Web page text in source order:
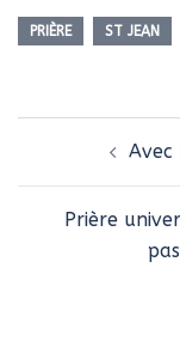
PRIÈRE ST JEAN
d’articleAvec
Prière